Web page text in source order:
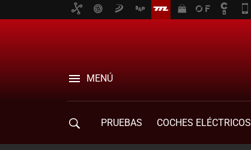
MENÚ
PRUEBAS COCHES ELÉCTRICOS